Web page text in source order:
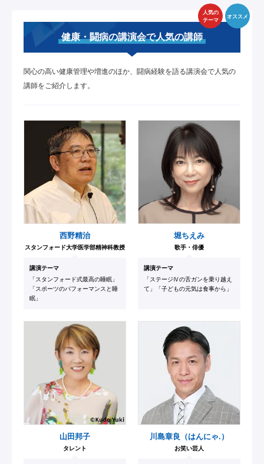
人気の
テーマ
オススメ
健康・闘病の講演会で人気の講師
関心の高い健康管理や増進のほか、闘病経験を語る講演会で人気の
講師をご紹介します。
西野精治
スタンフォード大学医学部精神科教授
講演テーマ
「スタンフォード式最高の睡眠」
「スポーツのパフォーマンスと睡
眠」
堀ちえみ
歌手・俳優
講演テーマ
「ステージⅣの舌ガンを乗り越え
て」「子どもの元気は食事から」
山田邦子
タレント
川島章良（はんにゃ.）
お笑い芸人